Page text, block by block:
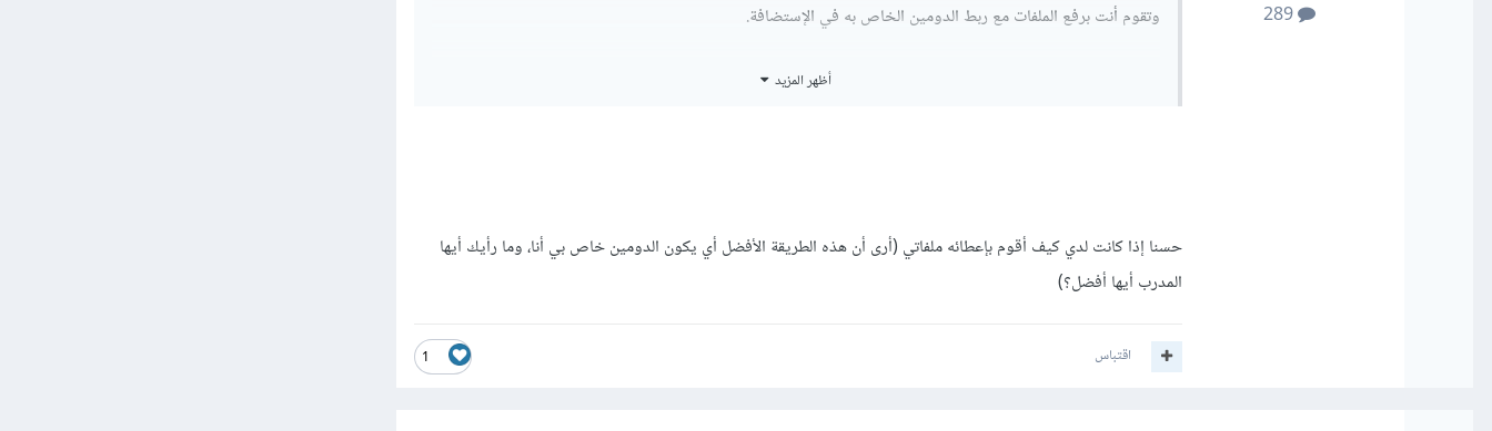
289
وتقوم أنت برفع الملفات مع ربط الدومين الخاص به في الإستضافة.
على الإستضافة الخاصة بك لعرض المشروع على العميل وحتي يستطيع تجربته بنفسه حتي لا تقوم بتسليم الملفات
قبل إرسال الأموال إليك . وبعد تجربة الموقع على الإستضافة الخاصة بك و التأكد من أن كل شئ يعمل يمكنك إستلام
الأموال منه وتسليمه ملفات المشروع أو رفعه على الإستضافة الخاصة به.
أظهر المزيد
حسنا إذا كانت لدي كيف أقوم بإعطائه ملفاتي (أرى أن هذه الطريقة الأفضل أي يكون الدومين خاص بي أنا، وما رأيك أيها
المدرب أيها أفضل؟)
1 اقتباس